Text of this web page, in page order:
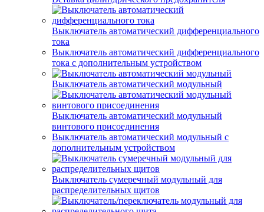
Выключатель автоматический дифференциального
тока
Выключатель автоматический дифференциального
тока с дополнительным устройством
Выключатель автоматический модульный
Выключатель автоматический модульный
винтового присоединения
Выключатель автоматический модульный с
дополнительным устройством
Выключатель сумеречный модульный для
распределительных щитов